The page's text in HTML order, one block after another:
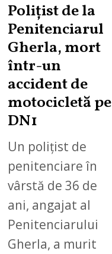
Polițist de la
Penitenciarul
Gherla, mort
într-un
accident de
motocicletă pe
DN1
Un polițist de
penitenciare în
vârstă de 36 de
ani, angajat al
Penitenciarului
Gherla, a murit